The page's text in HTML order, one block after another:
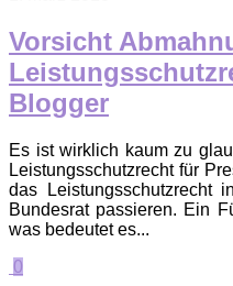
Vorsicht
Blogger
Es ist wirklich kaum zu
Leistungsschutzrecht für
das Leistungsschutzrecht
Bundesrat passieren. Ein
was bedeutet es...
0